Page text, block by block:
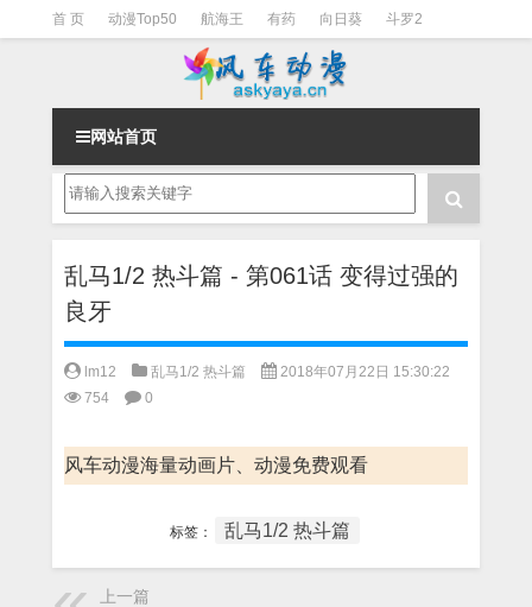
首 页 动漫Top50 航海王 有药 向日葵 斗罗2
一拳超人 柯南 阴阳师
网站首页
乱马1/2 热斗篇 - 第061话 变得过强的
良牙
lm12 乱马1/2 热斗篇
2018年07月22日 15:30:22
754
0
风车动漫海量动画片、动漫免费观看
标签： 乱马1/2 热斗篇
上一篇